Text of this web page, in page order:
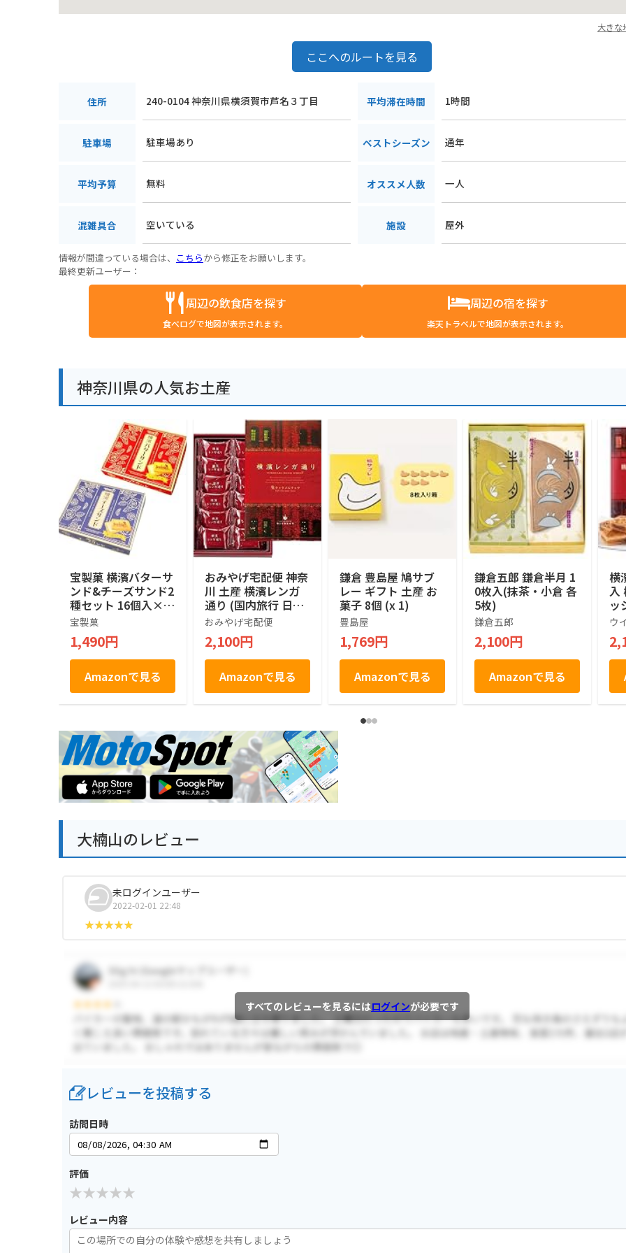
大きな
ここへのルートを見る
住所 240-0104 神奈川県横須賀市芦名３丁目 平均滞在時間 1時間
駐車場 駐車場あり ベストシーズン 通年
平均予算 無料 オススメ人数 一人
混雑具合 空いている 施設 屋外
情報が間違っている場合は、 こちらから修正をお願いします。
最終更新ユーザー：
周辺の飲食店を探す
食べログで地図が表示されます。
周辺の宿を探す
楽天トラベルで地図が表示されます。
神奈川県の人気お土産
宝製菓 横濱バターサ
ンド&チーズサンド2
種セット 16個入×2
箱
宝製菓
1,490円
Amazonで見る
おみやげ宅配便 神奈
川 土産 横濱レンガ
通り (国内旅行 日本
神奈川 お土産）
おみやげ宅配便
2,100円
Amazonで見る
鎌倉 豊島屋 鳩サブ
レー ギフト 土産 お
菓子 8個 (x 1)
豊島屋
1,769円
Amazonで見る
鎌倉五郎 鎌倉半月 1
0枚入(抹茶・小倉 各
5枚)
鎌倉五郎
2,100円
Amazonで見る
横
入
ッ
せ
菓
お
土
ウ
大楠山のレビュー
未ログインユーザー
2022-02-01 22:48
すべてのレビューを見るにはログインが必要です
レビューを投稿する
訪問日時
評価
レビュー内容